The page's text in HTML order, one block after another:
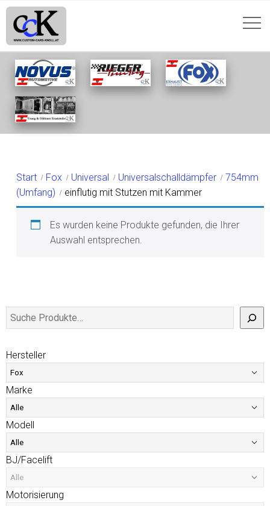
EINFLUTIG MIT STUTZEN
MIT KAMMER
Start Fox Universal Universalschalldämpfer
754mm
(Umfang)
einflutig mit Stutzen mit Kammer
Es wurden keine Produkte gefunden, die Ihrer
Auswahl entsprechen.
Hersteller
Marke
Modell
BJ/Facelift
Motorisierung